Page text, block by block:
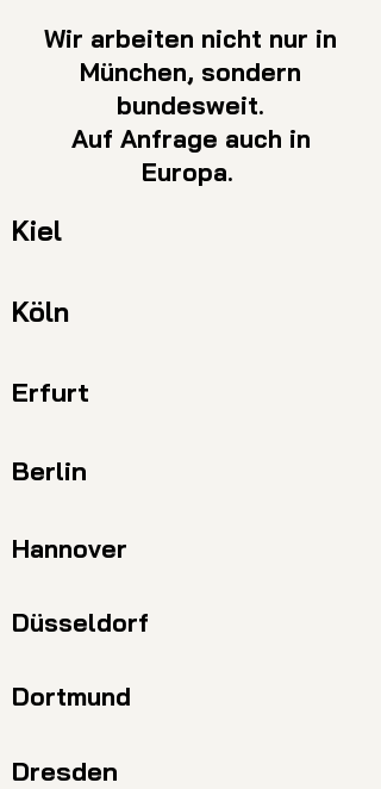
Wir arbeiten nicht nur in
München, sondern
bundesweit.
Auf Anfrage auch in
Europa.
Kiel
Köln
Erfurt
Berlin
Hannover
Düsseldorf
Dortmund
Dresden